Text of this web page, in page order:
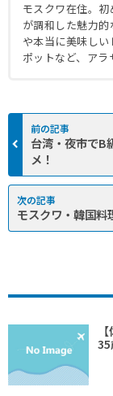
モスクワ在住。
が調和した魅力
や本当に美味し
ポットなど、アラ
台湾・夜市でB
メ！
モスクワ・韓国料
35